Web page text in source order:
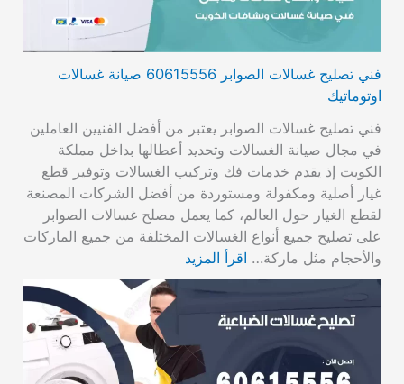
فني تصليح غسالات الصوابر 60615556 صيانة غسالات
اوتوماتيك
فني تصليح غسالات الصوابر يعتبر من أفضل الفنيين العاملين
في مجال صيانة الغسالات وتحديد أعطالها بداخل مملكة
الكويت إذ يقدم خدمات فك وتركيب الغسالات وتوفير قطع
غيار أصلية ومكفولة ومستوردة من أفضل الشركات المصنعة
لقطع الغيار حول العالم، كما يعمل مصلح غسالات الصوابر
على تصليح جميع أنواع الغسالات المختلفة من جميع الماركات
والأحجام مثل ماركة… اقرأ المزيد